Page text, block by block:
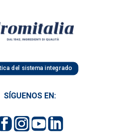
del sistema integrado
SÍGUENOS EN: